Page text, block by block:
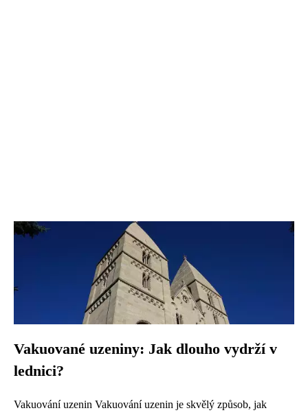
Vakuované uzeniny: Jak dlouho vydrží v
lednici?
Vakuování uzenin Vakuování uzenin je skvělý způsob, jak